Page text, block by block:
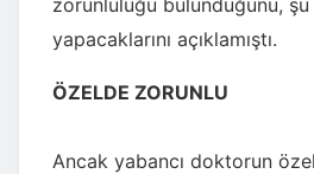
yapacaklarını açıklamıştı.
ÖZELDE ZORUNLU
Ancak yabancı doktorun